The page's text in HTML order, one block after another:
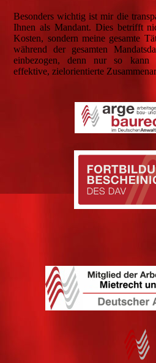
Besonders wichtig ist mir die
Ihnen als Mandant. Dies betrifft
Kosten, sondern meine gesamte
während der gesamten
einbezogen, denn nur so kann
effektive, zielorientierte